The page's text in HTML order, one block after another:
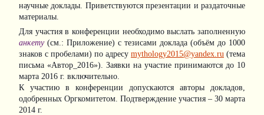
научные доклады. Приветствуются презентации и раздаточные
материалы.
Для участия в конференции необходимо выслать заполненную
анкету (см.: Приложение) с тезисами доклада (объём до 1000
знаков с пробелами) по адресу mythology2015@yandex.ru (тема
письма «Автор_2016»). Заявки на участие принимаются до 10
марта 2016 г. включительно.
К участию в конференции допускаются авторы докладов,
одобренных Оргкомитетом. Подтверждение участия – 30 марта
2014 г.